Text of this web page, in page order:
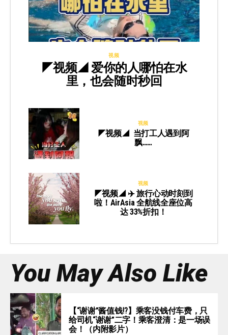
视频
◤视频◢ 爱你的人哪怕在水
里，也会随时秒回
视频
◤视频◢ 当打工人遇到阿
飘……
视频
◤视频◢ ✈️ 旅行心动时刻到
啦！AirAsia 全航线全座位高
达 33%折扣！
You May Also Like
【“谢谢”酱值钱⁉️】乘客没钱付车费，只
给司机“谢谢”二字！乘客澄清：是一场误
会！（内附影片）